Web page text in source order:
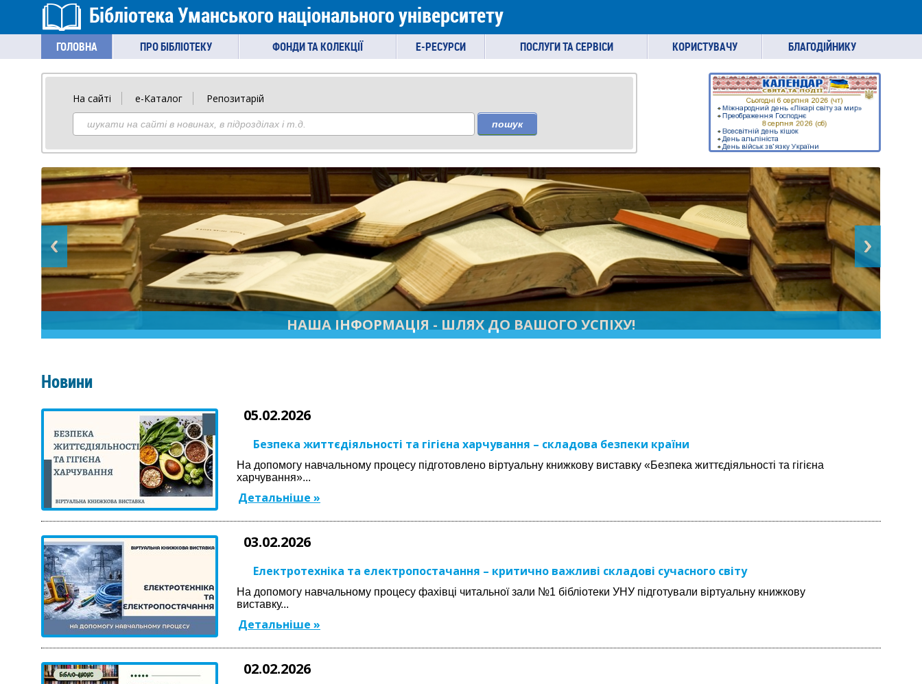
Бібліотека Уманського національного університету
ГОЛОВНА ПРО БІБЛІОТЕКУ ФОНДИ ТА КОЛЕКЦІЇ E-РЕСУРСИ ПОСЛУГИ ТА СЕРВІСИ КОРИСТУВАЧУ БЛАГОДІЙНИКУ
На сайті е-Каталог Репозитарій
пошук
НАША ІНФОРМАЦІЯ - ШЛЯХ ДО ВАШОГО УСПІХУ!
Новини
05.02.2026
Безпека життєдіяльності та гігієна харчування – складова безпеки країни
На допомогу навчальному процесу підготовлено віртуальну книжкову виставку «Безпека життєдіяльності та гігієна
харчування»...
Детальніше »
03.02.2026
Електротехніка та електропостачання – критично важливі складові сучасного світу
На допомогу навчальному процесу фахівці читальної зали №1 бібліотеки УНУ підготували віртуальну книжкову
виставку...
Детальніше »
02.02.2026